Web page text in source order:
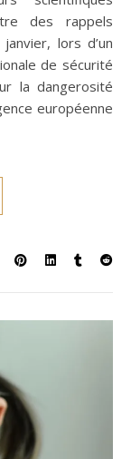
des rappels
lors d’un
de sécurité
la dangerosité
européenne